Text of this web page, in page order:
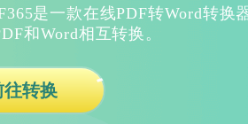
是一款在线PDF转Word转换
和Word相互转换。
往转换